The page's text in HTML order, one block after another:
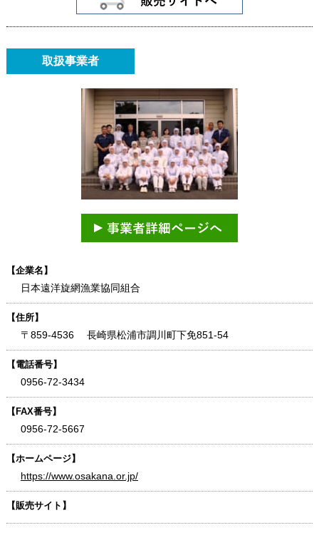
取扱事業者
【企業名】
日本遠洋旋網漁業協同組合
【住所】
〒859-4536 長崎県松浦市調川町下免851-54
【電話番号】
0956-72-3434
【FAX番号】
0956-72-5667
【ホームページ】
https://www.osakana.or.jp/
【販売サイト】